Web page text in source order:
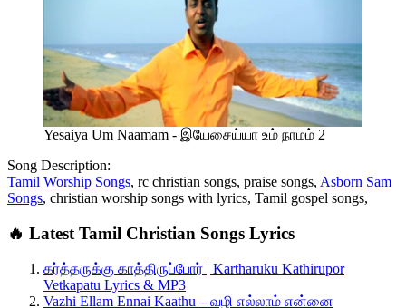
Yesaiya Um Naamam - இயேசைய்யா உம் நாமம் 2
Song Description:
Tamil Worship Songs, rc christian songs, praise songs, Asborn Sam
Songs, christian worship songs with lyrics, Tamil gospel songs,
🔥 Latest Tamil Christian Songs Lyrics
கர்த்தருக்கு காத்திருப்போர் | Kartharuku Kathirupor
Vetkapatu Lyrics & MP3
Vazhi Ellam Ennai Kaathu – வழி எல்லாம் என்னை